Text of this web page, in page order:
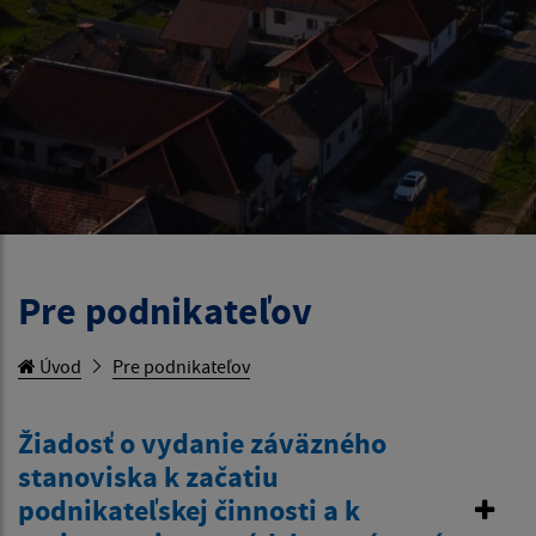
Pre podnikateľov
Úvod Pre podnikateľov
Žiadosť o vydanie záväzného
stanoviska k začatiu
podnikateľskej činnosti a k